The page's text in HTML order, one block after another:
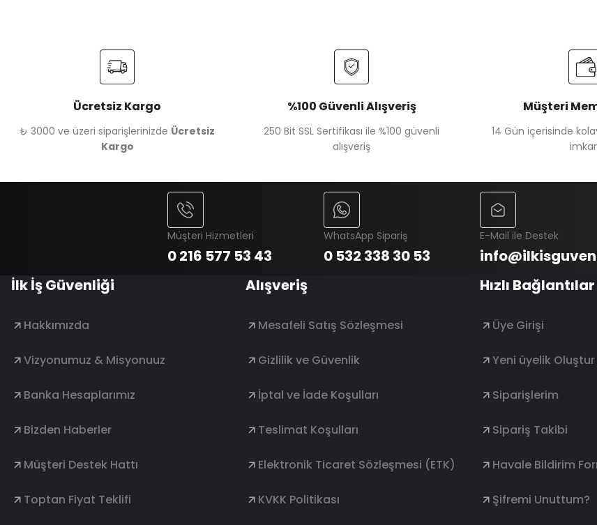
Ücretsiz Kargo
₺ 3000 ve üzeri siparişlerinizde Ücretsiz
Kargo
%100 Güvenli Alışveriş
250 Bit SSL Sertifikası ile %100 güvenli
alışveriş
Müşteri
14 Gün içerisinde
Müşteri Hizmetleri
0 216 577 53 43
WhatsApp Sipariş
0 532 338 30 53
E-Mail ile Destek
İlk İş Güvenliği
Hakkımızda
Vizyonumuz & Misyonuuz
Banka Hesaplarımız
Bizden Haberler
Müşteri Destek Hattı
Toptan Fiyat Teklifi
Alışveriş
Mesafeli Satış Sözleşmesi
Gizlilik ve Güvenlik
İptal ve İade Koşulları
Teslimat Koşulları
Elektronik Ticaret Sözleşmesi (ETK)
KVKK Politikası
Hızlı Bağlantılar
Üye Girişi
Yeni üyelik Oluştur
Siparişlerim
Sipariş Takibi
Havale Bildirim
Şifremi Unuttum?